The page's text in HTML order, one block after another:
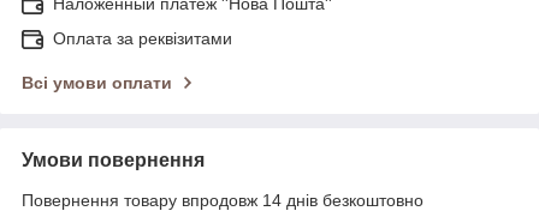
Оплата за реквізитами
Всі умови оплати
Умови повернення
Повернення товару впродовж 14 днів безкоштовно